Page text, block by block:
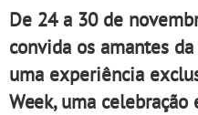
De 24 a 30 de
convida os amantes
uma experiência
Week, uma